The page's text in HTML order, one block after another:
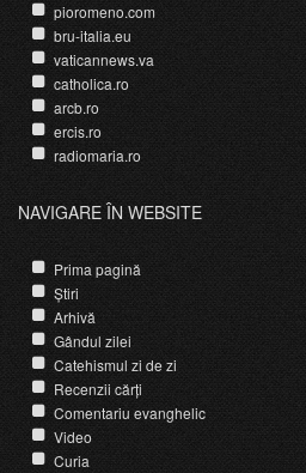
pioromeno.com
bru-italia.eu
vaticannews.va
catholica.ro
arcb.ro
ercis.ro
radiomaria.ro
NAVIGARE ÎN WEBSITE
Prima pagină
Știri
Arhivă
Gândul zilei
Catehismul zi de zi
Recenzii cărți
Comentariu evanghelic
Video
Curia